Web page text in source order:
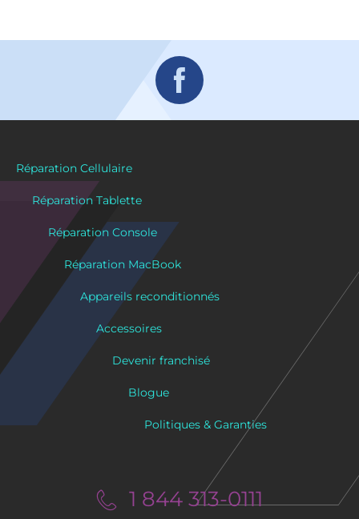
Réparation Cellulaire
Réparation Tablette
Réparation Console
Réparation MacBook
Appareils reconditionnés
Accessoires
Devenir franchisé
Blogue
Politiques & Garanties
1 844 313-0111